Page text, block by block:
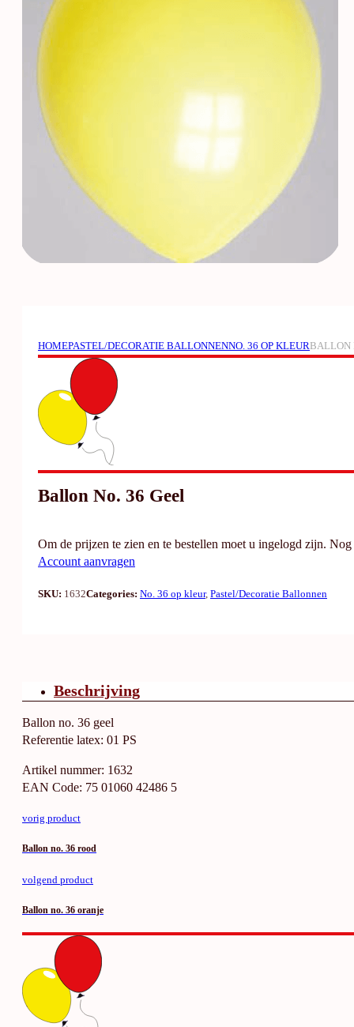
HOMEPASTEL/DECORATIE BALLONNENNO. 36 OP KLEURBALLON
Ballon No. 36 Geel
Om de prijzen te zien en te bestellen moet u ingelogd zijn. Nog
Account aanvragen
SKU: 1632Categories: No. 36 op kleur, Pastel/Decoratie Ballonnen
Beschrijving
Ballon no. 36 geel
Referentie latex: 01 PS
Artikel nummer: 1632
EAN Code: 75 01060 42486 5
vorig product
Ballon no. 36 rood
volgend product
Ballon no. 36 oranje